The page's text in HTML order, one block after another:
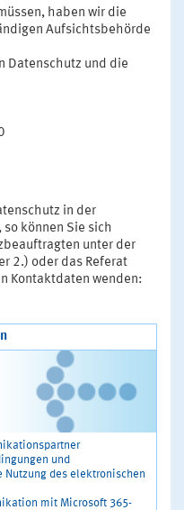
haben wir die
Aufsichtsbehörde
Datenschutz und die
in der
können Sie sich
unter der
2.) oder das Referat
Kontaktdaten wenden:
und
Nutzung des elektronischen
mit Microsoft 365-